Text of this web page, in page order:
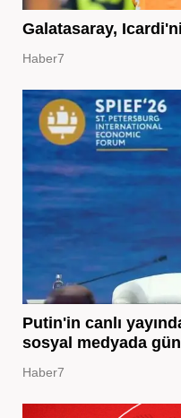
Galatasaray,
Haber7
Putin'in canlı
sosyal medyada
Haber7